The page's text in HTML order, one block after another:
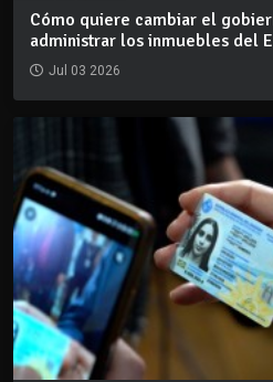
Cómo quiere cambiar el
administrar los inmuebles del
Jul 03 2026